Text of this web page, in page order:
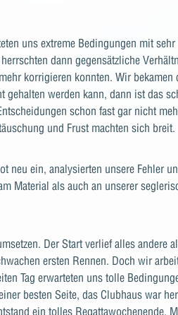
uns extreme Bedingungen mit
dann gegensätzliche
korrigieren konnten. Wir bekamen
werden kann, dann ist das
schon fast gar nicht
und Frust machten sich breit.
neu ein, analysierten unsere Fehler
Material als auch an unserer
Der Start verlief alles andere
ersten Rennen. Doch wir
Tag erwarteten uns tolle
besten Seite, das Clubhaus war
ein tolles Regattawochenende.